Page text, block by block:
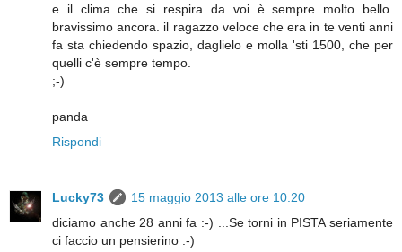
e il clima che si respira da voi è sempre molto bello.
bravissimo ancora. il ragazzo veloce che era in te venti anni
fa sta chiedendo spazio, daglielo e molla 'sti 1500, che per
quelli c'è sempre tempo.
;-)
panda
Rispondi
Lucky73
15 maggio 2013 alle ore 10:20
diciamo anche 28 anni fa :-) ...Se torni in PISTA seriamente
ci faccio un pensierino :-)